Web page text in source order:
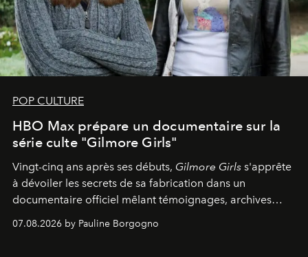
POP CULTURE
HBO Max prépare un documentaire sur la
série culte "Gilmore Girls"
Vingt-cinq ans après ses débuts, Gilmore Girls s'apprête
à dévoiler les secrets de sa fabrication dans un
documentaire officiel mêlant témoignages, archives
inédites et plongée dans les coulisses d'un phénomène
générationnel.
07.08.2026 by Pauline Borgogno